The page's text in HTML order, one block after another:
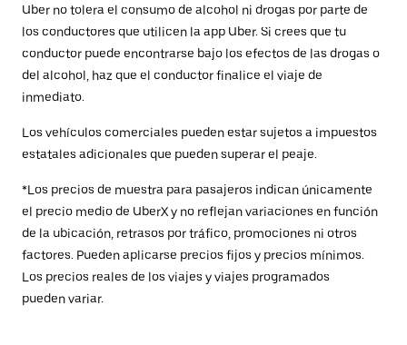
Uber no tolera el consumo de alcohol ni drogas por parte de
los conductores que utilicen la app Uber. Si crees que tu
conductor puede encontrarse bajo los efectos de las drogas o
del alcohol, haz que el conductor finalice el viaje de
inmediato.
Los vehículos comerciales pueden estar sujetos a impuestos
estatales adicionales que pueden superar el peaje.
*Los precios de muestra para pasajeros indican únicamente
el precio medio de UberX y no reflejan variaciones en función
de la ubicación, retrasos por tráfico, promociones ni otros
factores. Pueden aplicarse precios fijos y precios mínimos.
Los precios reales de los viajes y viajes programados
pueden variar.